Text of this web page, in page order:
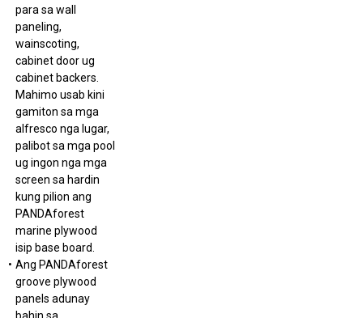
para sa wall
paneling,
wainscoting,
cabinet door ug
cabinet backers.
Mahimo usab kini
gamiton sa mga
alfresco nga lugar,
palibot sa mga pool
ug ingon nga mga
screen sa hardin
kung pilion ang
PANDAforest
marine plywood
isip base board.
Ang PANDAforest
groove plywood
panels adunay
bahin sa